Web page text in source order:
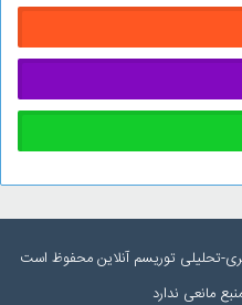
تحلیلی توریسم آنلاین محفوظ است
مانعی ندارد